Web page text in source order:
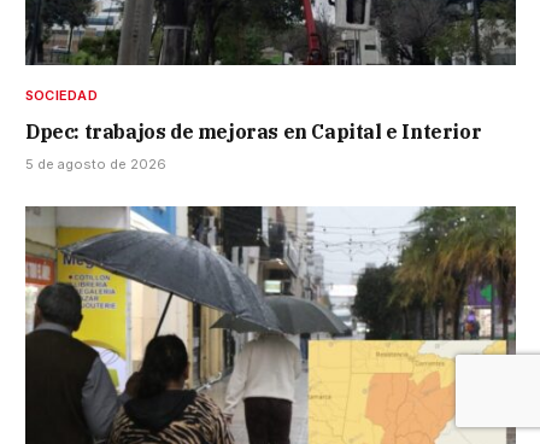
SOCIEDAD
Dpec: trabajos de mejoras en Capital e Interior
5 de agosto de 2026